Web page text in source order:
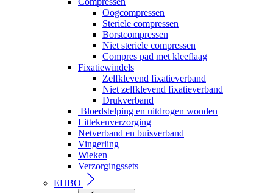
Oogcompressen
Steriele compressen
Borstcompressen
Niet steriele compressen
Compres pad met kleeflaag
Fixatiewindels
Zelfklevend fixatieverband
Niet zelfklevend fixatieverband
Drukverband
Bloedstelping en uitdrogen wonden
Littekenverzorging
Netverband en buisverband
Vingerling
Wieken
Verzorgingssets
EHBO